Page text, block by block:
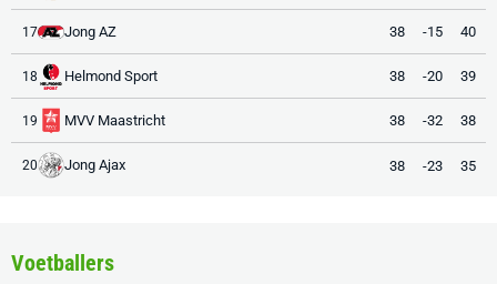
17 Jong AZ 38 -15 40
18 Helmond Sport 38 -20 39
19 MVV Maastricht 38 -32 38
20 Jong Ajax 38 -23 35
Voetballers